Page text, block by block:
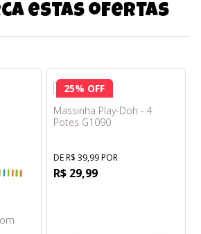
estas ofertas
25% OFF
Massinha Play-Doh - 4
Potes G1090
DE R$ 39,99 POR
R$ 29,99